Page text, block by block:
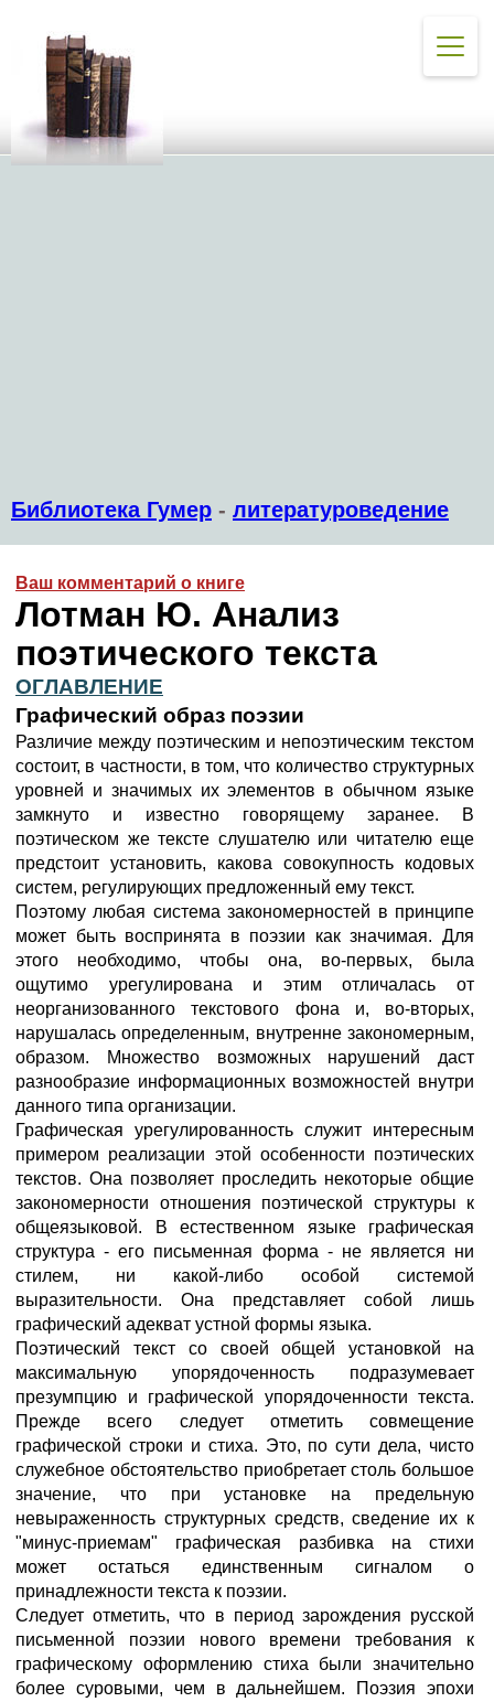
Библиотека Гумер - литературоведение
Ваш комментарий о книге
Лотман Ю. Анализ
поэтического текста
ОГЛАВЛЕНИЕ
Графический образ поэзии
Различие между поэтическим и непоэтическим текстом
состоит, в частности, в том, что количество структурных
уровней и значимых их элементов в обычном языке
замкнуто и известно говорящему заранее. В
поэтическом же тексте слушателю или читателю еще
предстоит установить, какова совокупность кодовых
систем, регулирующих предложенный ему текст.
Поэтому любая система закономерностей в принципе
может быть воспринята в поэзии как значимая. Для
этого необходимо, чтобы она, во-первых, была
ощутимо урегулирована и этим отличалась от
неорганизованного текстового фона и, во-вторых,
нарушалась определенным, внутренне закономерным,
образом. Множество возможных нарушений даст
разнообразие информационных возможностей внутри
данного типа организации.
Графическая урегулированность служит интересным
примером реализации этой особенности поэтических
текстов. Она позволяет проследить некоторые общие
закономерности отношения поэтической структуры к
общеязыковой. В естественном языке графическая
структура - его письменная форма - не является ни
стилем, ни какой-либо особой системой
выразительности. Она представляет собой лишь
графический адекват устной формы языка.
Поэтический текст со своей общей установкой на
максимальную упорядоченность подразумевает
презумпцию и графической упорядоченности текста.
Прежде всего следует отметить совмещение
графической строки и стиха. Это, по сути дела, чисто
служебное обстоятельство приобретает столь большое
значение, что при установке на предельную
невыраженность структурных средств, сведение их к
"минус-приемам" графическая разбивка на стихи
может остаться единственным сигналом о
принадлежности текста к поэзии.
Следует отметить, что в период зарождения русской
письменной поэзии нового времени требования к
графическому оформлению стиха были значительно
более суровыми, чем в дальнейшем. Поэзия эпохи